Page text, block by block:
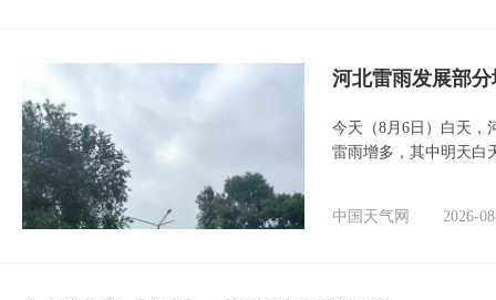
河北雷雨发展部
今天（8月6日）白天，
雷雨增多，其中明天白
中国天气网 2026-